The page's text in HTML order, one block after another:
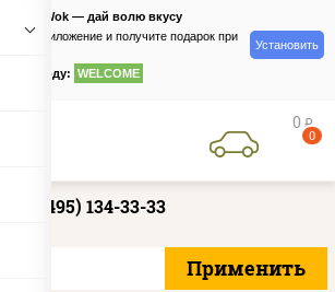
— дай волю вкусу
приложение и получите подарок при
промокоду: WELCOME
Установить
0 руб
0
+7 (495) 134-33-33